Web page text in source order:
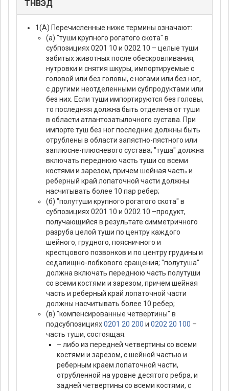
ТНВЭД
1(А) Перечисленные ниже термины означают:
(а) "туши крупного рогатого скота" в
субпозициях 0201 10 и 0202 10 – целые туши
забитых животных после обескровливания,
нутровки и снятия шкуры, импортируемые с
головой или без головы, с ногами или без ног,
с другими неотделенными субпродуктами или
без них. Если туши импортируются без головы,
то последняя должна быть отделена от туши
в области атлантозатылочного сустава. При
импорте туш без ног последние должны быть
отрублены в области запястно-пястного или
заплюсне-плюсневого сустава; "туша" должна
включать переднюю часть туши со всеми
костями и зарезом, причем шейная часть и
реберный край лопаточной части должны
насчитывать более 10 пар ребер;
(б) "полутуши крупного рогатого скота" в
субпозициях 0201 10 и 0202 10 –продукт,
получающийся в результате симметричного
разруба целой туши по центру каждого
шейного, грудного, поясничного и
крестцового позвонков и по центру грудины и
седалищно-лобкового сращения; "полутуша"
должна включать переднюю часть полутуши
со всеми костями и зарезом, причем шейная
часть и реберный край лопаточной части
должны насчитывать более 10 ребер;
(в) "компенсированные четвертины" в
подсубпозициях0201 20 200 и 0202 20 100 –
часть туши, состоящая:
– либо из передней четвертины со всеми
костями и зарезом, с шейной частью и
реберным краем лопаточной части,
отрубленной на уровне десятого ребра, и
задней четвертины со всеми костями, с